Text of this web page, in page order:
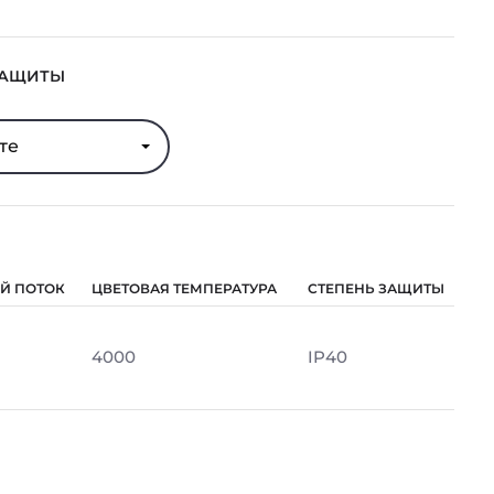
ПОТОК ЦВЕТОВАЯ ТЕМПЕРАТУРА СТЕПЕНЬ ЗАЩИТЫ
4000 IP40